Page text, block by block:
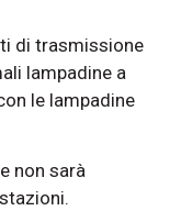
di trasmissione
lampadine a
le lampadine
non sarà